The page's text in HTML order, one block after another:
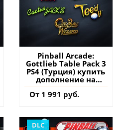
Pinball Arcade:
Gottlieb Table Pack 3
PS4 (Турция) купить
дополнение на
аккаунт
От 1 991 руб.
DLC